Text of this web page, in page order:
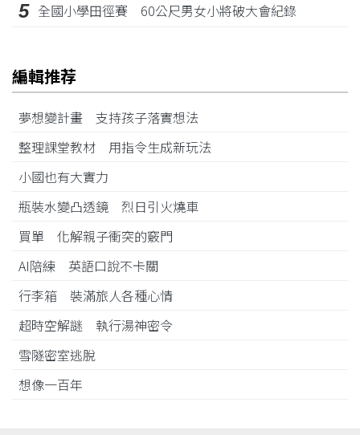
5 全國小學田徑賽 60公尺男女小將破大會紀錄
編輯推荐
夢想變計畫 支持孩子落實想法
整理課堂教材 用指令生成新玩法
小國也有大實力
瓶裝水變凸透鏡 烈日引火燒車
買單 化解親子衝突的竅門
AI陪練 英語口說不卡關
行李箱 裝滿旅人各種心情
超時空解謎 執行湯神密令
雪隧密室逃脫
想像一百年